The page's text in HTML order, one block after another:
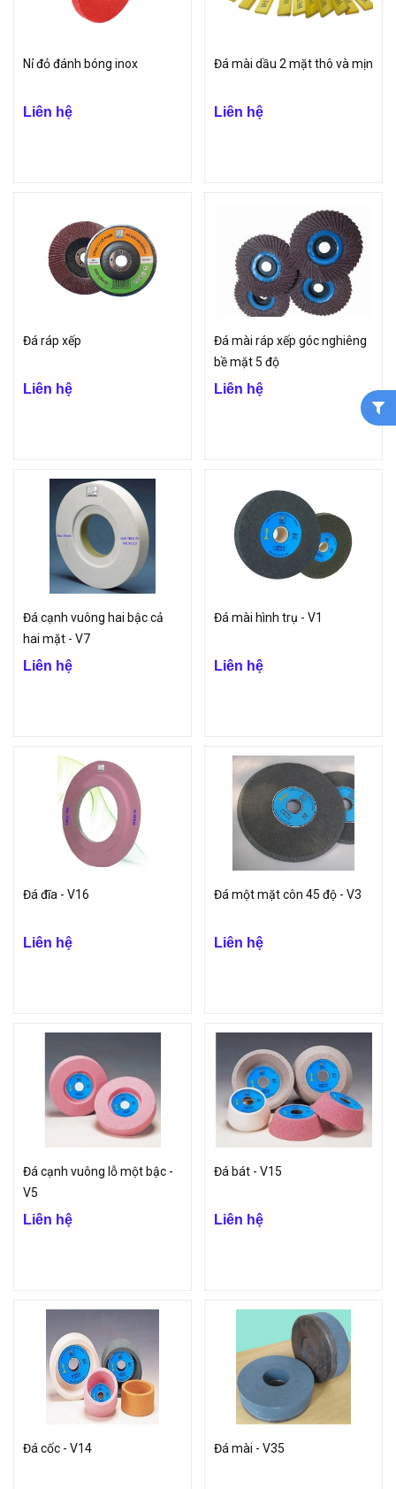
Nỉ đỏ đánh bóng inox
Liên hệ
Đá mài dầu 2 mặt thô và mịn
Liên hệ
Đá ráp xếp
Liên hệ
Đá mài ráp xếp góc nghiêng
bề mặt 5 độ
Liên hệ
Đá cạnh vuông hai bậc cả
hai mặt - V7
Liên hệ
Đá mài hình trụ - V1
Liên hệ
Đá đĩa - V16
Liên hệ
Đá một mặt côn 45 độ - V3
Liên hệ
Đá cạnh vuông lỗ một bậc -
V5
Liên hệ
Đá bát - V15
Liên hệ
Đá cốc - V14 Đá mài - V35